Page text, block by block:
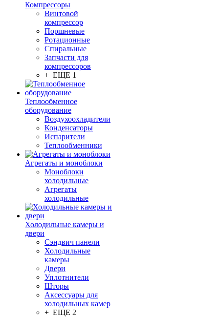
Компрессоры
Винтовой
компрессор
Поршневые
Ротационные
Спиральные
Запчасти для
компрессоров
+ ЕЩЕ 1
Теплообменное
оборудование
Воздухоохладители
Конденсаторы
Испарители
Теплообменники
Агрегаты и моноблоки
Моноблоки
холодильные
Агрегаты
холодильные
Холодильные камеры и
двери
Сэндвич панели
Холодильные
камеры
Двери
Уплотнители
Шторы
Аксессуары для
холодильных камер
+ ЕЩЕ 2